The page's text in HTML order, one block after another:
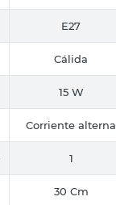
E27
Cálida
15 W
Corriente alterna
1
30 Cm